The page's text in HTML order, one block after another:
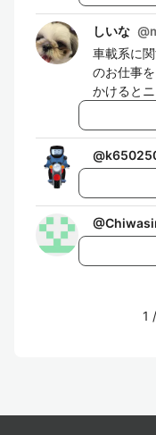
しいな @
車載系に
のお仕事
かけるとニ
@
@
1 /